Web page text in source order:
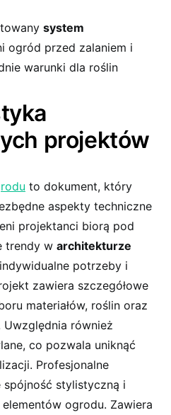
system
ogród przed zalaniem i
warunki dla roślin
projektów
to dokument, który
aspekty techniczne
projektanci biorą pod
trendy w architekturze
potrzeby i
zawiera szczegółowe
materiałów, roślin oraz
również
co pozwala uniknąć
Profesjonalne
stylistyczną i
ogrodu. Zawiera